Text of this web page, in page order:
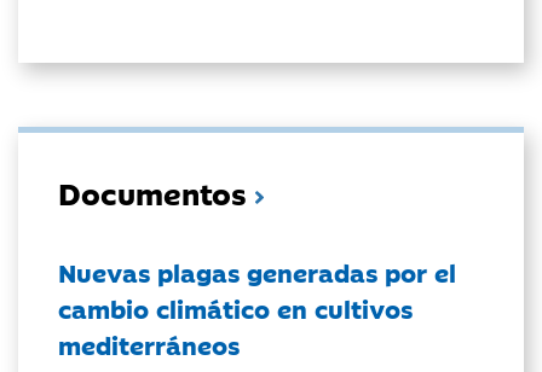
Documentos
Nuevas plagas generadas por el
cambio climático en cultivos
mediterráneos